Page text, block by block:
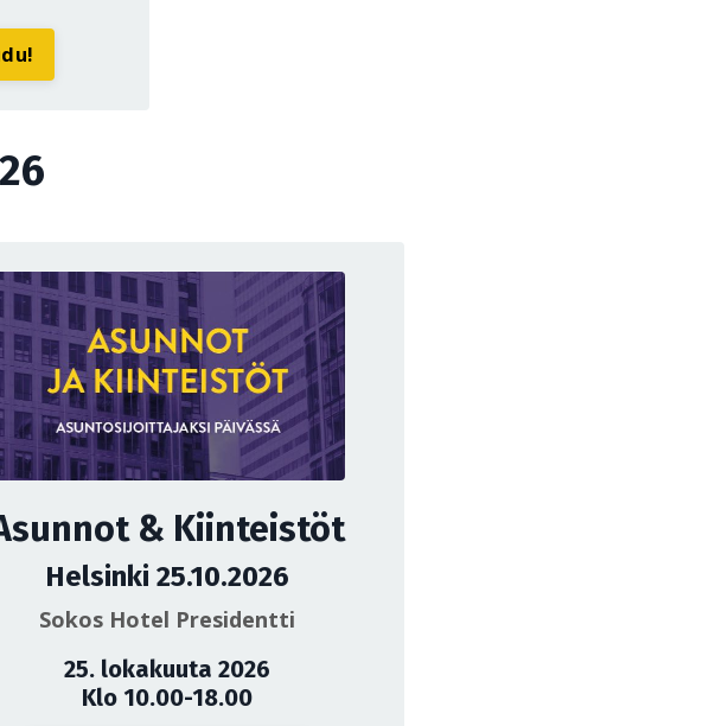
& Kiinteistöt
Helsinki 25.10.2026
Sokos Hotel Presidentti
25. lokakuuta 2026
Klo 10.00-18.00